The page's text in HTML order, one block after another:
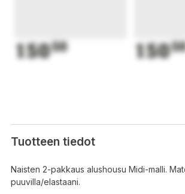
15050 150
Tuotteen tiedot
Naisten 2-pakkaus alushousu Midi-malli.
puuvilla/elastaani.